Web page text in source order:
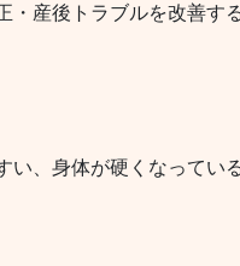
・産後トラブルを改善す
い、身体が硬くなってい